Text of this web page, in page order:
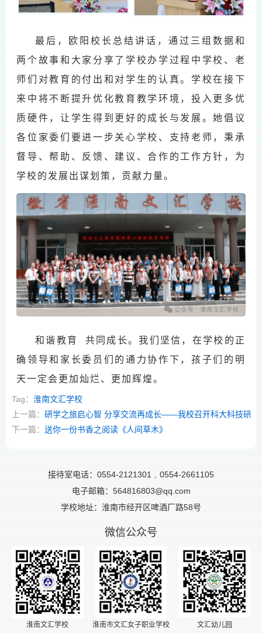
最后，欧阳校长总结讲话，通过三组数据和
两个故事和大家分享了学校办学过程中学校、老
师们对教育的付出和对学生的认真。学校在接下
来中将不断提升优化教育教学环境，投入更多优
质硬件，让学生得到更好的成长与发展。她倡议
各位家委们要进一步关心学校、支持老师，秉承
督导、帮助、反馈、建议、合作的工作方针，为
学校的发展出谋划策，贡献力量。
和谐教育 共同成长。我们坚信，在学校的正
确领导和家长委员们的通力协作下，孩子们的明
天一定会更加灿烂、更加辉煌。
Tag： 淮南文汇学校
上一篇： 研学之旅启心智 分享交流再成长——我校召开科大科技研学
下一篇： 送你一份书香之阅读《人间草木》
接待室电话：0554-2121301 , 0554-2661105
电子邮箱：564816803@qq.com
学校地址：淮南市经开区啤酒厂路58号
微信公众号
淮南文汇学校 淮南市文汇女子职业学校 文汇幼儿园